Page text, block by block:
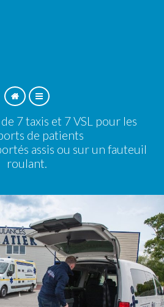
7 taxis et 7 VSL pour les
de patients
assis ou sur un fauteuil
roulant.